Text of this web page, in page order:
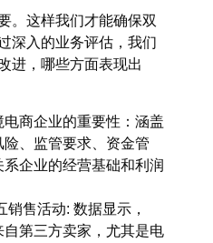
。这样我们才能确保双
深入的业务评估，我们
进，哪些方面表现出
商企业的重要性 ：涵盖
、监管要求、资金管
企业的经营基础和利润
销售活动: 数据显示，
第三方卖家，尤其是电